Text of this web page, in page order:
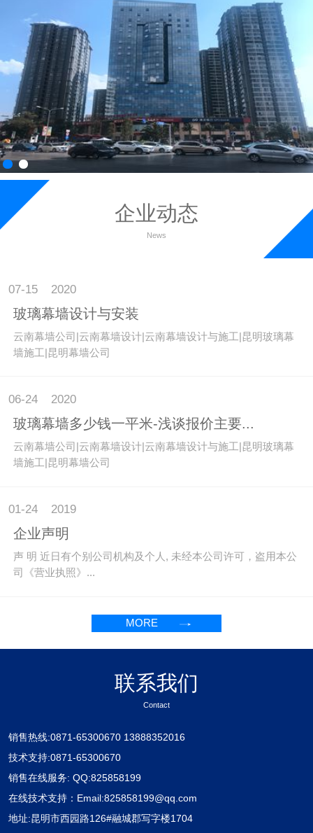
企业动态
News
07-15 2020
玻璃幕墙设计与安装
云南幕墙公司|云南幕墙设计|云南幕墙设计与施工|昆明玻璃幕
墙施工|昆明幕墙公司
06-24 2020
玻璃幕墙多少钱一平米-浅谈报价主要...
云南幕墙公司|云南幕墙设计|云南幕墙设计与施工|昆明玻璃幕
墙施工|昆明幕墙公司
01-24 2019
企业声明
声 明 近日有个别公司机构及个人, 未经本公司许可，盗用本公
司《营业执照》...
MORE
联系我们
Contact
销售热线:0871-65300670 13888352016
技术支持:0871-65300670
销售在线服务: QQ:825858199
在线技术支持：Email:825858199@qq.com
地址:昆明市西园路126#融城郡写字楼1704